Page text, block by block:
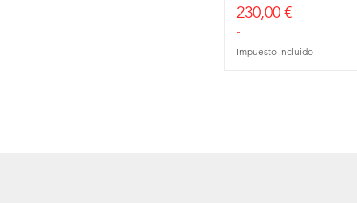
Precio
230,00 €
-
Impuesto incluido